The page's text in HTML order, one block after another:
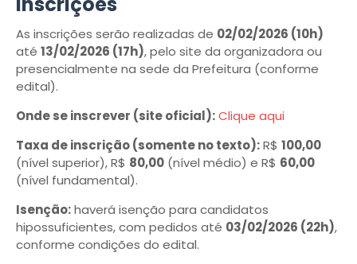
As inscrições serão realizadas de 02/02/2026 (10h)
até 13/02/2026 (17h), pelo site da organizadora ou
presencialmente na sede da Prefeitura (conforme
edital).
Onde se inscrever (site oficial):Clique aqui
Taxa de inscrição (somente no texto):R$ 100,00
(nível superior), R$ 80,00 (nível médio) e R$ 60,00
(nível fundamental).
Isenção:haverá isenção para candidatos
hipossuficientes, com pedidos até 03/02/2026 (22h),
conforme condições do edital.